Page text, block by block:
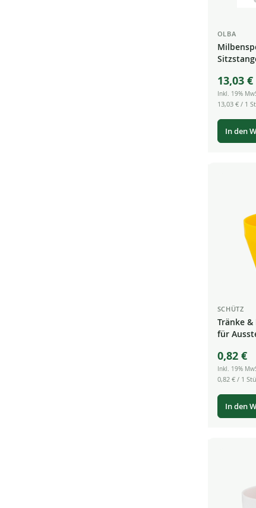
OLBA
13,03 €
Inkl. 19%
13,03 €/ 1
In den
SCHÜTZ
Tränke
für
0,82 €
Inkl. 19%
0,82 €/ 1
In den